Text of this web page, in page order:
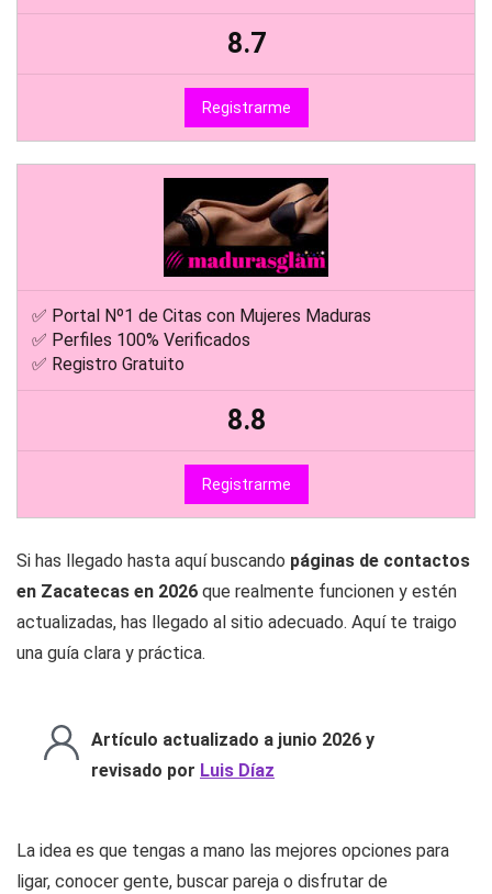
8.7
Registrarme
✅ Portal Nº1 de Citas con Mujeres Maduras
✅ Perfiles 100% Verificados
✅ Registro Gratuito
8.8
Registrarme
Si has llegado hasta aquí buscando páginas de contactos
en Zacatecas en 2026 que realmente funcionen y estén
actualizadas, has llegado al sitio adecuado. Aquí te traigo
una guía clara y práctica.
Artículo actualizado a junio 2026 y
revisado por Luis Díaz
La idea es que tengas a mano las mejores opciones para
ligar, conocer gente, buscar pareja o disfrutar de